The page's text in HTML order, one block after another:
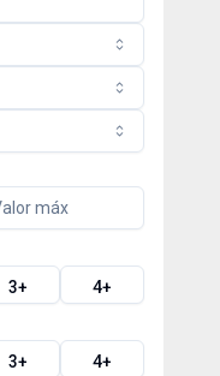
3+ 4+
3+ 4+